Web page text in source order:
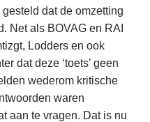
dat de omzetting
Net als BOVAG en RAI
Lodders en ook
dat deze ‘toets’ geen
wederom kritische
waren
aan te vragen. Dat is nu